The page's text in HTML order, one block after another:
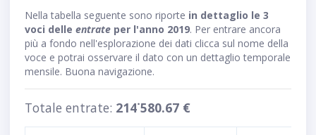
Nella tabella seguente sono riporte in dettaglio le 3
voci delle entrate per l'anno 2019. Per entrare ancora
più a fondo nell'esplorazione dei dati clicca sul nome della
voce e potrai osservare il dato con un dettaglio temporale
mensile. Buona navigazione.
Totale entrate: 214˙580.67 €